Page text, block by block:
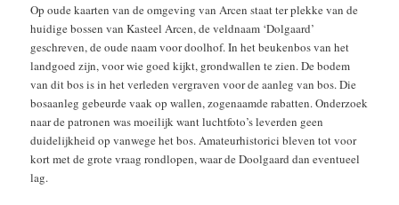
Op oude kaarten van de omgeving van Arcen staat ter plekke van de
huidige bossen van Kasteel Arcen, de veldnaam ‘Dolgaard’
geschreven, de oude naam voor doolhof. In het beukenbos van het
landgoed zijn, voor wie goed kijkt, grondwallen te zien. De bodem
van dit bos is in het verleden vergraven voor de aanleg van bos. Die
bosaanleg gebeurde vaak op wallen, zogenaamde rabatten. Onderzoek
naar de patronen was moeilijk want luchtfoto’s leverden geen
duidelijkheid op vanwege het bos. Amateurhistorici bleven tot voor
kort met de grote vraag rondlopen, waar de Doolgaard dan eventueel
lag.